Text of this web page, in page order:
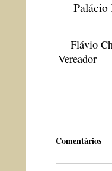
Palácio
Flávio
– Vereador
Comentários